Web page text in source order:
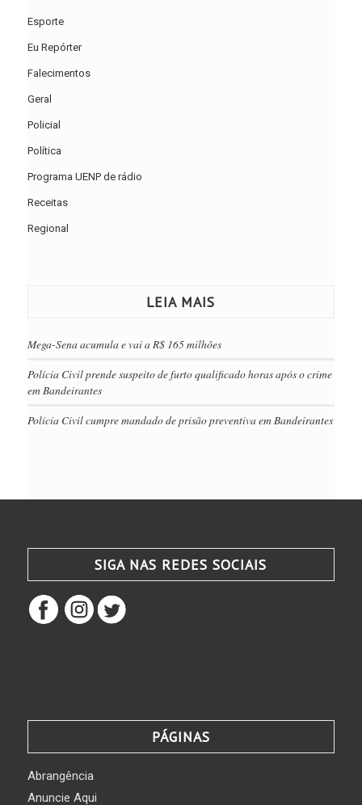
Esporte
Eu Repórter
Falecimentos
Geral
Policial
Política
Programa UENP de rádio
Receitas
Regional
LEIA MAIS
Mega-Sena acumula e vai a R$ 165 milhões
Polícia Civil prende suspeito de furto qualificado horas após o crime
em Bandeirantes
Polícia Civil cumpre mandado de prisão preventiva em Bandeirantes
SIGA NAS REDES SOCIAIS
PÁGINAS
Abrangência
Anuncie Aqui